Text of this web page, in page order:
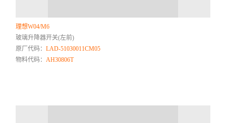
理想W04/M6
玻璃升降器开关(左前)
原厂代码：LAD-51030011CM05
物料代码： AH30806T